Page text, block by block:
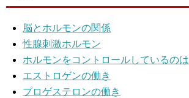
脳とホルモンの関係
性腺刺激ホルモン
ホルモンをコントロールしているのは
エストロゲンの働き
プロゲステロンの働き